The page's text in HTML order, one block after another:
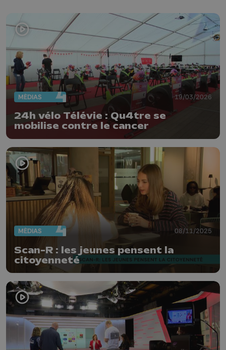
MÉDIAS 19/03/2026
24h vélo Télévie : Qu4tre se
mobilise contre le cancer
MÉDIAS 08/11/2025
Scan-R : les jeunes pensent la
citoyenneté